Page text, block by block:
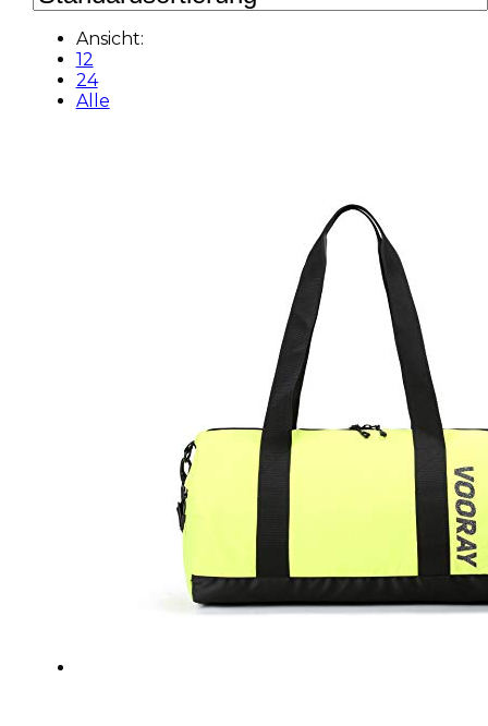
Ansicht:
12
24
Alle